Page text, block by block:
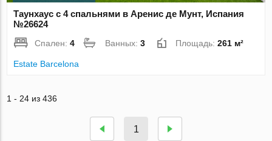
Таунхаус с 4 спальнями в Аренис де Мунт, Испания
№26624
Спален:4 Ванных:3 Площадь:261 м²
Estate Barcelona
1 - 24 из 436
1